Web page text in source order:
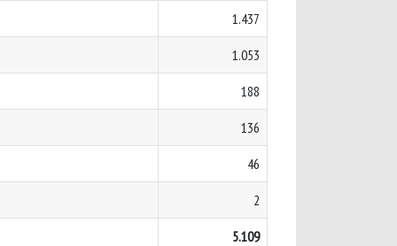
1.437
1.053
188
136
46
2
5.109